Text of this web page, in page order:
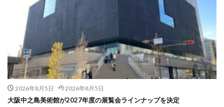
2026年8月5日 2026年8月5日
大阪中之島美術館が2027年度の展覧会ラインナップを決定